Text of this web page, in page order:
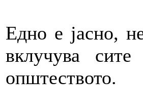
Едно е јасно,
вклучува
општеството.